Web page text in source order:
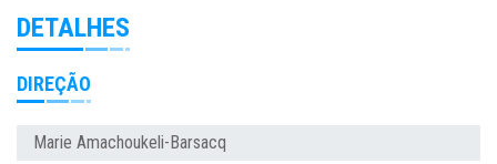
DETALHES
DIREÇÃO
Marie Amachoukeli-Barsacq